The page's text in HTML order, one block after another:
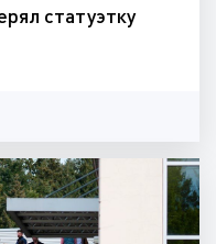
статуэтку